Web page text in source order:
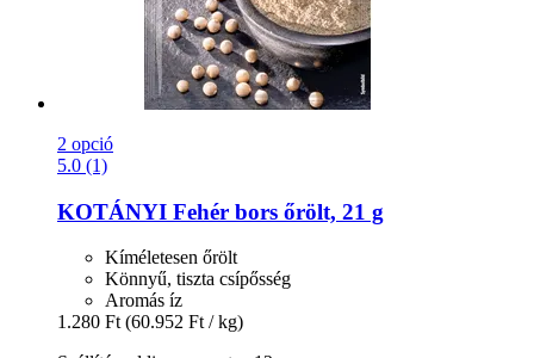
2 opció
5.0 (1)
KOTÁNYI Fehér bors őrölt, 21 g
Kíméletesen őrölt
Könnyű, tiszta csípősség
Aromás íz
1.280 Ft (60.952 Ft / kg)